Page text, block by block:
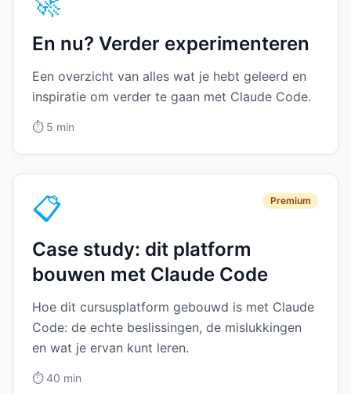
En nu? Verder experimenteren
Een overzicht van alles wat je hebt geleerd en
inspiratie om verder te gaan met Claude Code.
⏱️ 5 min
📋 Premium
Case study: dit platform
bouwen met Claude Code
Hoe dit cursusplatform gebouwd is met Claude
Code: de echte beslissingen, de mislukkingen
en wat je ervan kunt leren.
⏱️ 40 min